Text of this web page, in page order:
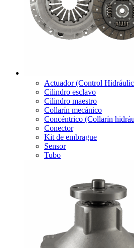
Actuador (Control
Cilindro esclavo
Cilindro maestro
Collarín mecánico
Concéntrico (Collarín
Conector
Kit de embrague
Sensor
Tubo